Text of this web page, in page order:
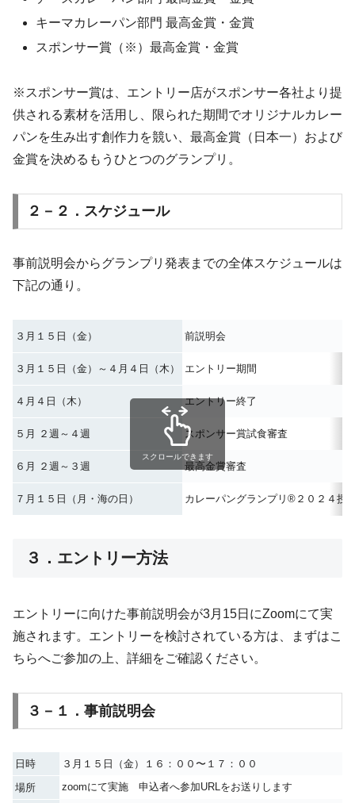
キーマカレーパン部門 最高金賞・金賞
スポンサー賞（※）最高金賞・金賞
※スポンサー賞は、エントリー店がスポンサー各社より提
供される素材を活用し、限られた期間でオリジナルカレー
パンを生み出す創作力を競い、最高金賞（日本一）および
金賞を決めるもうひとつのグランプリ。
２－２．スケジュール
事前説明会からグランプリ発表までの全体スケジュールは
下記の通り。
３月１５日（金） 前説明会
３月１５日（金）～４月４日（木） エントリー期間
４月４日（木） エントリー終了
５月 ２週～４週 スポンサー賞試食審査
６月 ２週～３週 最高金賞審査
７月１５日（月・海の日） カレーパングランプリ®️２０２４授
スクロールできます
３．エントリー方法
エントリーに向けた事前説明会が3月15日にZoomにて実
施されます。エントリーを検討されている方は、まずはこ
ちらへご参加の上、詳細をご確認ください。
３－１．事前説明会
日時
３月１５日（金）１６：００〜１７：００
場所
zoomにて実施 申込者へ参加URLをお送りします